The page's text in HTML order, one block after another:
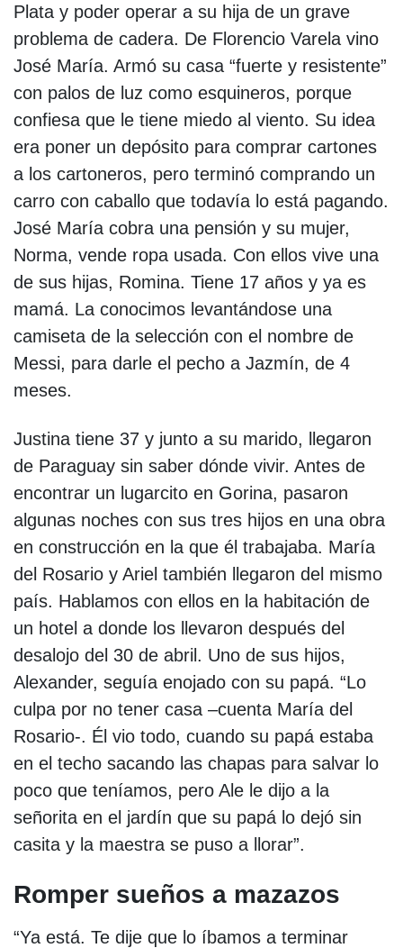
Plata y poder operar a su hija de un grave
problema de cadera. De Florencio Varela vino
José María. Armó su casa “fuerte y resistente”
con palos de luz como esquineros, porque
confiesa que le tiene miedo al viento. Su idea
era poner un depósito para comprar cartones
a los cartoneros, pero terminó comprando un
carro con caballo que todavía lo está pagando.
José María cobra una pensión y su mujer,
Norma, vende ropa usada. Con ellos vive una
de sus hijas, Romina. Tiene 17 años y ya es
mamá. La conocimos levantándose una
camiseta de la selección con el nombre de
Messi, para darle el pecho a Jazmín, de 4
meses.
Justina tiene 37 y junto a su marido, llegaron
de Paraguay sin saber dónde vivir. Antes de
encontrar un lugarcito en Gorina, pasaron
algunas noches con sus tres hijos en una obra
en construcción en la que él trabajaba. María
del Rosario y Ariel también llegaron del mismo
país. Hablamos con ellos en la habitación de
un hotel a donde los llevaron después del
desalojo del 30 de abril. Uno de sus hijos,
Alexander, seguía enojado con su papá. “Lo
culpa por no tener casa –cuenta María del
Rosario-. Él vio todo, cuando su papá estaba
en el techo sacando las chapas para salvar lo
poco que teníamos, pero Ale le dijo a la
señorita en el jardín que su papá lo dejó sin
casita y la maestra se puso a llorar”.
Romper sueños a mazazos
“Ya está. Te dije que lo íbamos a terminar